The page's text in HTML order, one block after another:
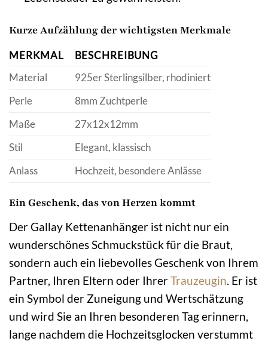
Kurze Aufzählung der wichtigsten Merkmale
MERKMAL
BESCHREIBUNG
Material
925er Sterlingsilber, rhodiniert
Perle
8mm Zuchtperle
Maße
27x12x12mm
Stil
Elegant, klassisch
Anlass
Hochzeit, besondere Anlässe
Ein Geschenk, das von Herzen kommt
Der Gallay Kettenanhänger ist nicht nur ein
wunderschönes Schmuckstück für die Braut,
sondern auch ein liebevolles Geschenk von Ihrem
Partner, Ihren Eltern oder IhrerTrauzeugin . Er ist
ein Symbol der Zuneigung und Wertschätzung
und wird Sie an Ihren besonderen Tag erinnern,
lange nachdem die Hochzeitsglocken verstummt